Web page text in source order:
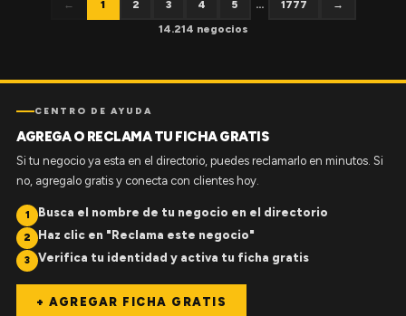
← 1 2 3 4 5 ... 1777
→
14.214 negocios
CENTRO DE AYUDA
AGREGA O RECLAMA TU FICHA GRATIS
Si tu negocio ya esta en el directorio, puedes reclamarlo en minutos. Si
no, agregalo gratis y conecta con clientes hoy.
1 Busca el nombre de tu negocio en el directorio
2 Haz clic en "Reclama este negocio"
3 Verifica tu identidad y activa tu ficha gratis
+ AGREGAR FICHA GRATIS